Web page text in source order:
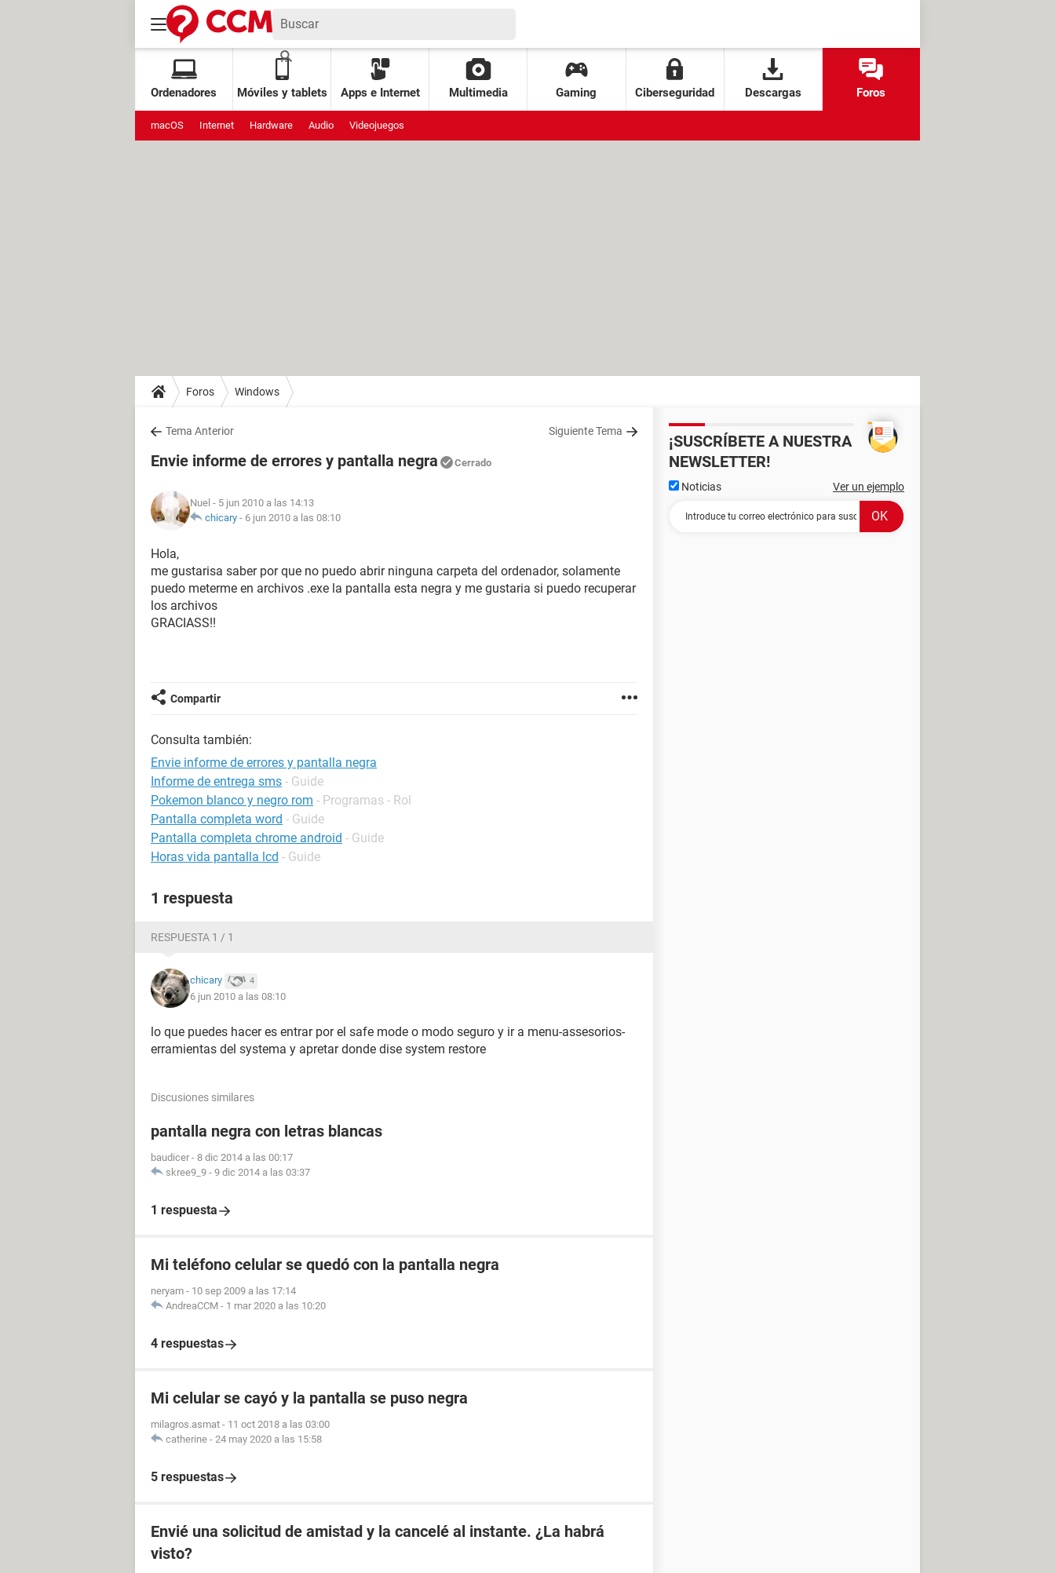
Ordenadores Móviles y tablets Apps e Internet Multimedia Gaming Ciberseguridad Descargas Foros
macOS Internet Hardware Audio Videojuegos
Foros Windows
Tema Anterior Siguiente Tema
Envie informe de errores y pantalla negra Cerrado
Nuel - 5 jun 2010 a las 14:13
chicary - 6 jun 2010 a las 08:10
Hola,
me gustarisa saber por que no puedo abrir ninguna carpeta del ordenador, solamente
puedo meterme en archivos .exe la pantalla esta negra y me gustaria si puedo recuperar
los archivos
GRACIASS!!
Compartir
Consulta también:
Envie informe de errores y pantalla negra
Informe de entrega sms - Guide
Pokemon blanco y negro rom - Programas - Rol
Pantalla completa word - Guide
Pantalla completa chrome android - Guide
Horas vida pantalla lcd - Guide
1 respuesta
RESPUESTA 1 / 1
chicary 4
6 jun 2010 a las 08:10
lo que puedes hacer es entrar por el safe mode o modo seguro y ir a menu-assesorios-
erramientas del systema y apretar donde dise system restore
Discusiones similares
pantalla negra con letras blancas
baudicer - 8 dic 2014 a las 00:17
skree9_9 - 9 dic 2014 a las 03:37
1 respuesta
Mi teléfono celular se quedó con la pantalla negra
neryam - 10 sep 2009 a las 17:14
AndreaCCM - 1 mar 2020 a las 10:20
4 respuestas
Mi celular se cayó y la pantalla se puso negra
milagros.asmat - 11 oct 2018 a las 03:00
catherine - 24 may 2020 a las 15:58
5 respuestas
Envié una solicitud de amistad y la cancelé al instante. ¿La habrá
visto?
¡SUSCRÍBETE A NUESTRA
NEWSLETTER!
Noticias Ver un ejemplo